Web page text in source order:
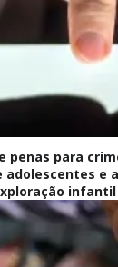
penas para
adolescentes e
infantil